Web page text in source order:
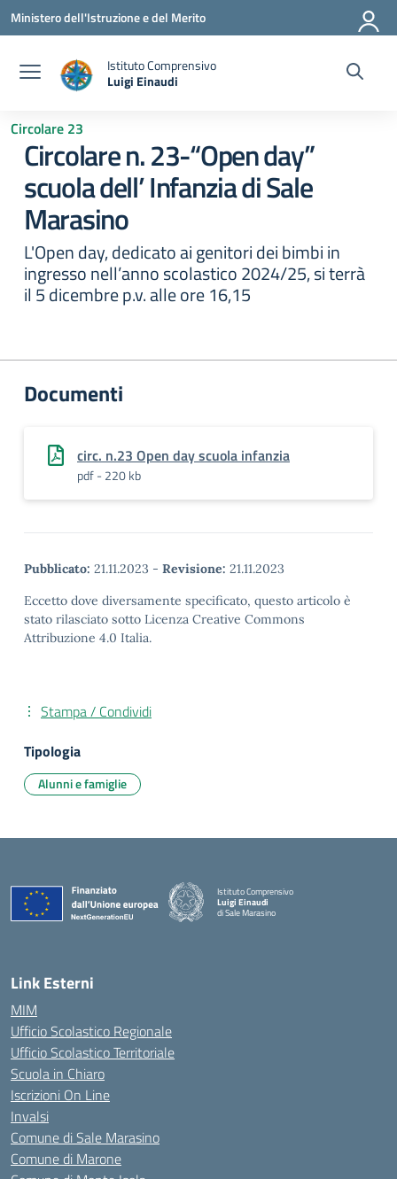
Vai ai contenuti
Vai al menu di navigazione
Vai al footer
Ministero dell'Istruzione e del Merito
Istituto Comprensivo
Luigi Einaudi
— Visita la pagina iniziale della scuola
Circolare 23
Circolare n. 23-“Open day”
scuola dell’ Infanzia di Sale
Marasino
L'Open day, dedicato ai genitori dei bimbi in
ingresso nell’anno scolastico 2024/25, si terrà
il 5 dicembre p.v. alle ore 16,15
Documenti
circ. n.23 Open day scuola infanzia
pdf - 220 kb
Pubblicato: 21.11.2023 - Revisione: 21.11.2023
Eccetto dove diversamente specificato, questo articolo è
stato rilasciato sotto Licenza Creative Commons
Attribuzione 4.0 Italia.
Stampa / Condividi
Tipologia
Alunni e famiglie
Istituto Comprensivo
Luigi Einaudi
di Sale Marasino
Link Esterni
MIM
Ufficio Scolastico Regionale
Ufficio Scolastico Territoriale
Scuola in Chiaro
Iscrizioni On Line
Invalsi
Comune di Sale Marasino
Comune di Marone